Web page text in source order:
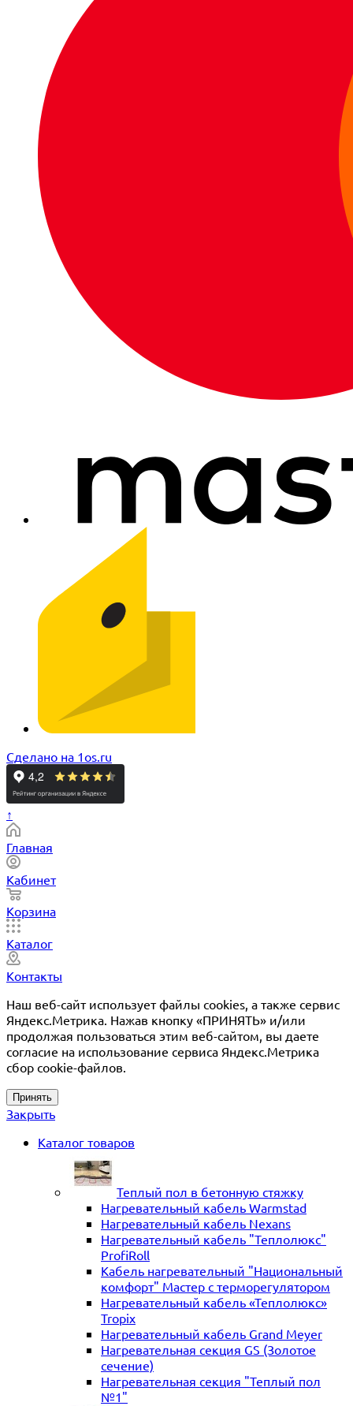
Сделано на 1os.ru
↑
Главная
Кабинет
Корзина
Каталог
Контакты
Наш веб-сайт использует файлы cookies, а также сервис
Яндекс.Метрика. Нажав кнопку «ПРИНЯТЬ» и/или
продолжая пользоваться этим веб-сайтом, вы даете
согласие на использование сервиса Яндекс.Метрика
сбор cookie-файлов.
Принять
Закрыть
Каталог товаров
Теплый пол в бетонную стяжку
Нагревательный кабель Warmstad
Нагревательный кабель Nexans
Нагревательный кабель "Теплолюкс"
ProfiRoll
Кабель нагревательный "Национальный
комфорт" Мастер с терморегулятором
Нагревательный кабель «Теплолюкс»
Tropix
Нагревательный кабель Grand Meyer
Нагревательная секция GS (Золотое
сечение)
Нагревательная секция "Теплый пол
№1"